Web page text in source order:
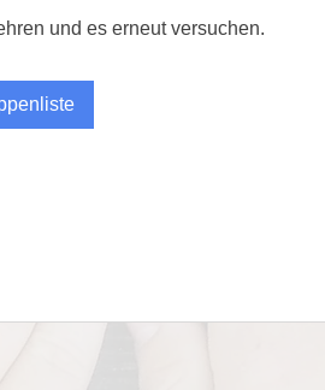
und es erneut versuchen.